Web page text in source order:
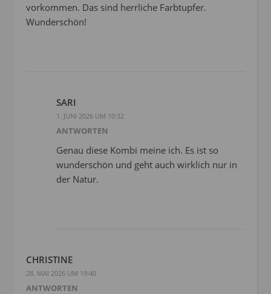
vorkommen. Das sind herrliche Farbtupfer.
Wunderschön!
SARI
1. JUNI 2026 UM 10:32
ANTWORTEN
Genau diese Kombi meine ich. Es ist so
wunderschön und geht auch wirklich nur in
der Natur.
CHRISTINE
28. MAI 2026 UM 19:40
ANTWORTEN